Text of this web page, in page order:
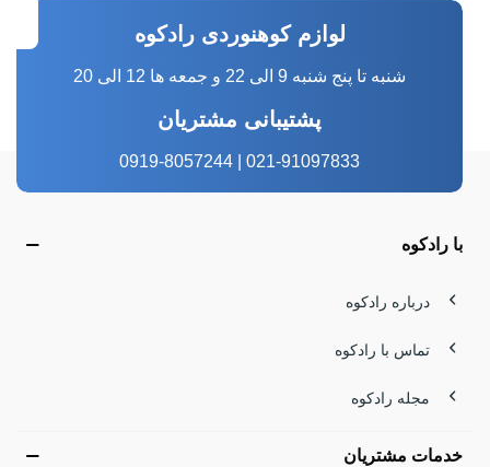
لوازم کوهنوردی رادکوه
شنبه تا پنج شنبه 9 الی 22 و جمعه ها 12 الی 20
پشتیبانی مشتریان
021-91097833 | 0919-8057244
با رادکوه
درباره رادکوه
تماس با رادکوه
مجله رادکوه
خدمات مشتریان